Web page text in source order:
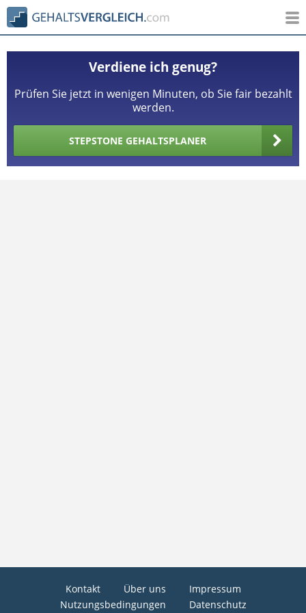
Verdiene ich genug?
Prüfen Sie jetzt in wenigen Minuten, ob Sie fair bezahlt
werden.
STEPSTONE GEHALTSPLANER
Kontakt Über uns
Impressum
Nutzungsbedingungen
Datenschutz